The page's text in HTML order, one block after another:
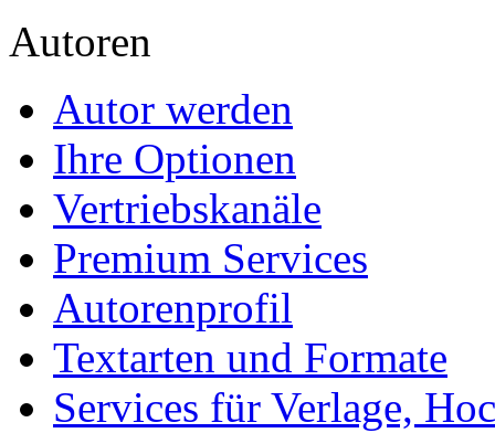
Autoren
Autor werden
Ihre Optionen
Vertriebskanäle
Premium Services
Autorenprofil
Textarten und Formate
Services für Verlage,